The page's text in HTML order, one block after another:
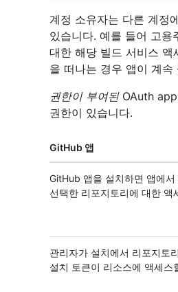
계정 소유자는 다른 계정
있습니다. 예를 들어 고
대한 해당 빌드 서비스
을 떠나는 경우 앱이 계속
권한이 부여된OAuth app
권한이 있습니다.
GitHub 앱
GitHub 앱을 설치하면 앱에
선택한 리포지토리에 대한 액
관리자가 설치에서 리포지토
설치 토큰이 리소스에 액세스